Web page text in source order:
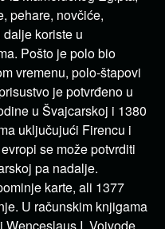
pehare, novčiće,
koriste u
Pošto je polo bio
vremenu, polo-štapovi
je potvrđeno u
u Švajcarskoj i 1380
uključujući Firencu i
se može potvrditi
pa nadalje.
karte, ali 1377
U računskim knjigama